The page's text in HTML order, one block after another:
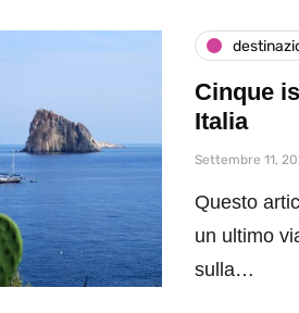
Cinque
Italia
Settembre 11,
Questo
un ultimo
sulla…